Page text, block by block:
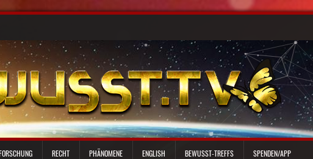
RECHT PHÄNOMENE ENGLISH BEWUSST-TREFFS SPENDEN/APP